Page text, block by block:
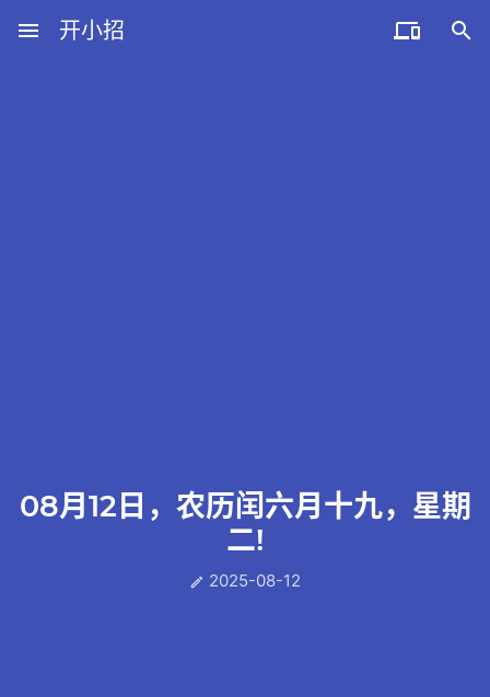
menu 开小招  
08月12日，农历闰六月十九，星期
二!
 2025-08-12